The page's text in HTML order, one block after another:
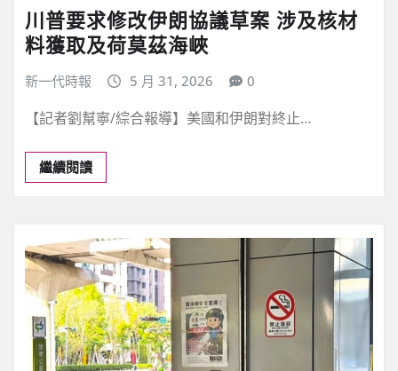
川普要求修改伊朗協議草案 涉及核材
料獲取及荷莫茲海峽
新一代時報 5 月 31, 2026 0
【記者劉幫寧/綜合報導】美國和伊朗對終止…
繼續閱讀